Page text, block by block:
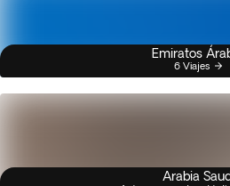
Emiratos
6 Viajes
Arabia